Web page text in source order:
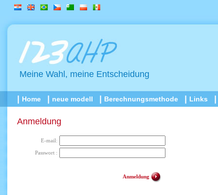
Meine Wahl, meine Entscheidung
Home neue modell Berechnungsmethode Links
Anmeldung
E-mail:
Passwort :
Anmeldung